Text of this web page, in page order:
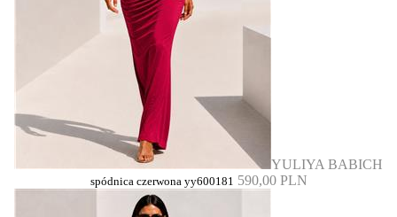
YULIYA BABICH
spódnica czerwona yy600181 590,00 PLN